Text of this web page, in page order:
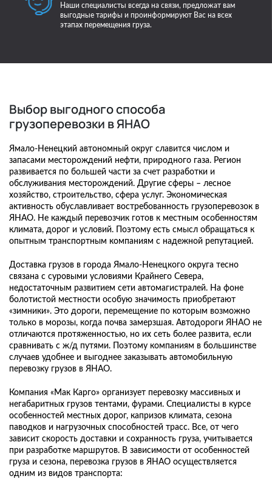
Наши специалисты всегда на связи, предложат вам
выгодные тарифы и проинформируют Вас на всех
этапах перемещения груза.
Выбор выгодного способа
грузоперевозки в ЯНАО
Ямало-Ненецкий автономный округ славится числом и
запасами месторождений нефти, природного газа. Регион
развивается по большей части за счет разработки и
обслуживания месторождений. Другие сферы – лесное
хозяйство, строительство, сфера услуг. Экономическая
активность обуславливает востребованность грузоперевозок в
ЯНАО. Не каждый перевозчик готов к местным особенностям
климата, дорог и условий. Поэтому есть смысл обращаться к
опытным транспортным компаниям с надежной репутацией.
Доставка грузов в города Ямало-Ненецкого округа тесно
связана с суровыми условиями Крайнего Севера,
недостаточным развитием сети автомагистралей. На фоне
болотистой местности особую значимость приобретают
«зимники». Это дороги, перемещение по которым возможно
только в морозы, когда почва замерзшая. Автодороги ЯНАО не
отличаются протяженностью, но их сеть более развита, если
сравнивать с ж/д путями. Поэтому компаниям в большинстве
случаев удобнее и выгоднее заказывать автомобильную
перевозку грузов в ЯНАО.
Компания «Мак Карго» организует перевозку массивных и
негабаритных грузов тентами, фурами. Специалисты в курсе
особенностей местных дорог, капризов климата, сезона
паводков и нагрузочных способностей трасс. Все, от чего
зависит скорость доставки и сохранность груза, учитывается
при разработке маршрутов. В зависимости от особенностей
груза и сезона, перевозка грузов в ЯНАО осуществляется
одним из видов транспорта: